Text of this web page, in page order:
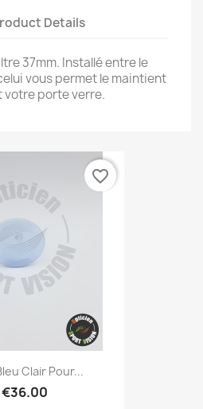
Details
37mm. Installé entre le
vous permet le maintient
porte verre.
Clair Pour...
€36.00
favorite_border